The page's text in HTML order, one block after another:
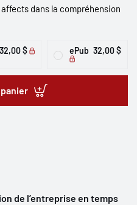
dans la compréhension
32,00 $ ePub 32,00 $
de l’entreprise en temps